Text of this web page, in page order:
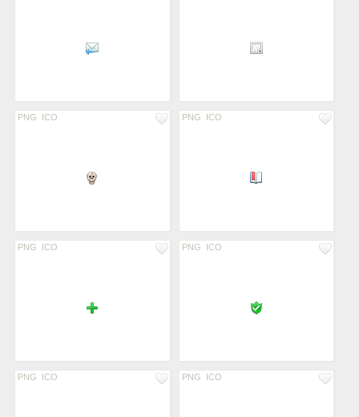
PNG ICO PNG ICO
PNG ICO PNG ICO
PNG ICO PNG ICO